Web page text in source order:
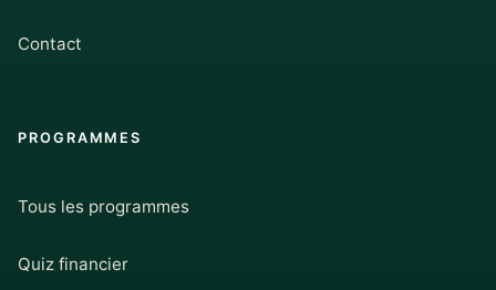
Contact
PROGRAMMES
Tous les programmes
Quiz financier